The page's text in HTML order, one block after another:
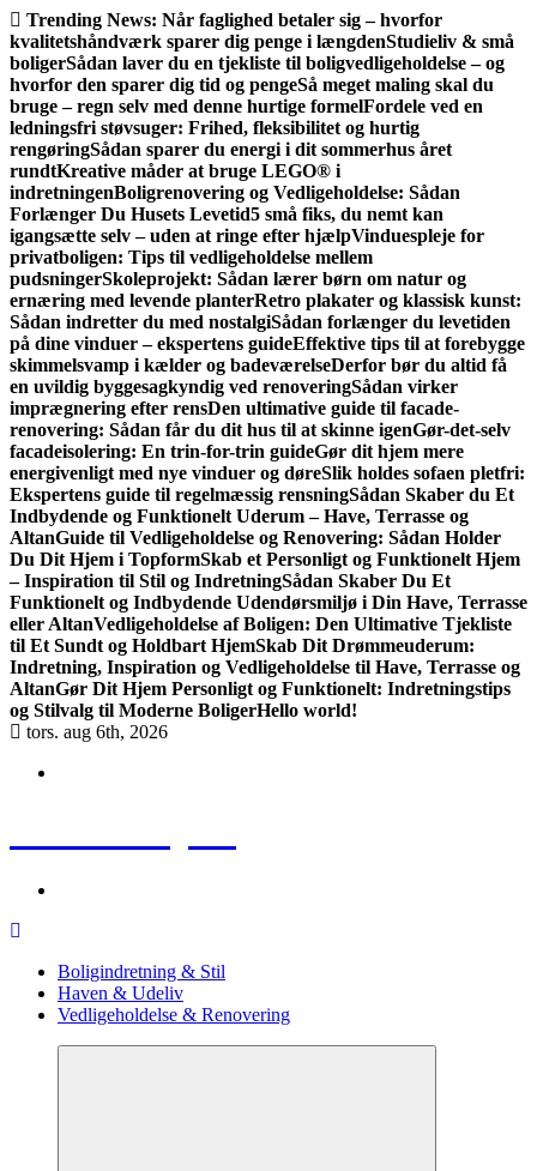
Gå
til
indhold
Trending News: Når faglighed betaler sig – hvorfor
kvalitetshåndværk sparer dig penge i længdenStudieliv & små
boligerSådan laver du en tjekliste til boligvedligeholdelse – og
hvorfor den sparer dig tid og pengeSå meget maling skal du
bruge – regn selv med denne hurtige formelFordele ved en
ledningsfri støvsuger: Frihed, fleksibilitet og hurtig
rengøringSådan sparer du energi i dit sommerhus året
rundtKreative måder at bruge LEGO® i
indretningenBoligrenovering og Vedligeholdelse: Sådan
Forlænger Du Husets Levetid5 små fiks, du nemt kan
igangsætte selv – uden at ringe efter hjælpVinduespleje for
privatboligen: Tips til vedligeholdelse mellem
pudsningerSkoleprojekt: Sådan lærer børn om natur og
ernæring med levende planterRetro plakater og klassisk kunst:
Sådan indretter du med nostalgiSådan forlænger du levetiden
på dine vinduer – ekspertens guideEffektive tips til at forebygge
skimmelsvamp i kælder og badeværelseDerfor bør du altid få
en uvildig byggesagkyndig ved renoveringSådan virker
imprægnering efter rensDen ultimative guide til facade­
renovering: Sådan får du dit hus til at skinne igenGør-det-selv
facadeisolering: En trin-for-trin guideGør dit hjem mere
energivenligt med nye vinduer og døreSlik holdes sofaen pletfri:
Ekspertens guide til regelmæssig rensningSådan Skaber du Et
Indbydende og Funktionelt Uderum – Have, Terrasse og
AltanGuide til Vedligeholdelse og Renovering: Sådan Holder
Du Dit Hjem i TopformSkab et Personligt og Funktionelt Hjem
– Inspiration til Stil og IndretningSådan Skaber Du Et
Funktionelt og Indbydende Udendørsmiljø i Din Have, Terrasse
eller AltanVedligeholdelse af Boligen: Den Ultimative Tjekliste
til Et Sundt og Holdbart HjemSkab Dit Drømmeuderum:
Indretning, Inspiration og Vedligeholdelse til Have, Terrasse og
AltanGør Dit Hjem Personligt og Funktionelt: Indretningstips
og Stilvalg til Moderne BoligerHello world!
tors. aug 6th, 2026
Boligindretning & Stil
Haven & Udeliv
Vedligeholdelse & Renovering